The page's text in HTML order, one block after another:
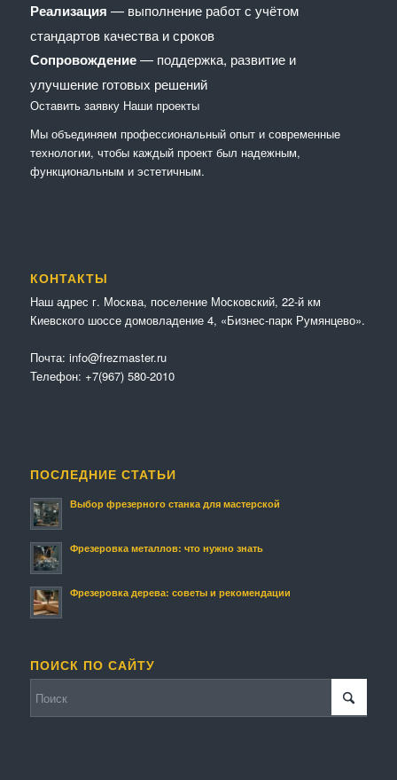
Реализация — выполнение работ с учётом
стандартов качества и сроков
Сопровождение— поддержка, развитие и
улучшение готовых решений
Оставить заявку Наши проекты
Мы объединяем профессиональный опыт и современные
технологии, чтобы каждый проект был надежным,
функциональным и эстетичным.
КОНТАКТЫ
Наш адрес г. Москва, поселение Московский, 22-й км
Киевского шоссе домовладение 4, «Бизнес-парк Румянцево».
Почта: info@frezmaster.ru
Телефон: +7(967) 580-2010
ПОСЛЕДНИЕ СТАТЬИ
Выбор фрезерного станка для мастерской
Фрезеровка металлов: что нужно знать
Фрезеровка дерева: советы и рекомендации
ПОИСК ПО САЙТУ